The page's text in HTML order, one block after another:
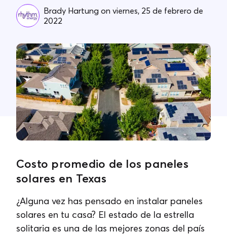
Acerca de Rhythm
Blog
FAQs
Contacta con nosotros
Brady Hartung on viernes, 25 de febrero de
2022
Costo promedio de los paneles
solares en Texas
¿Alguna vez has pensado en instalar paneles
solares en tu casa? El estado de la estrella
solitaria es una de las mejores zonas del país